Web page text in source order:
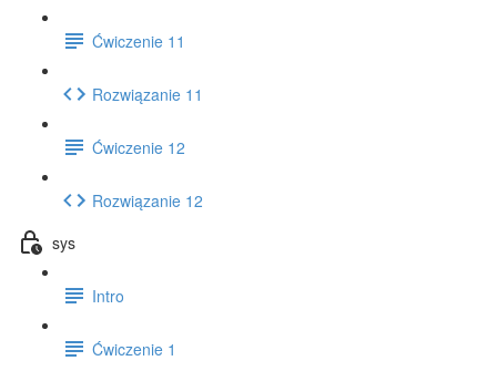
Ćwiczenie 11
Rozwiązanie 11
Ćwiczenie 12
Rozwiązanie 12
sys
Intro
Ćwiczenie 1